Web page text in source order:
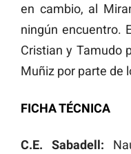
en cambio, al
ningún encuentro.
Cristian y Tamudo
Muñiz por parte de
FICHA TÉCNICA
C.E. Sabadell: